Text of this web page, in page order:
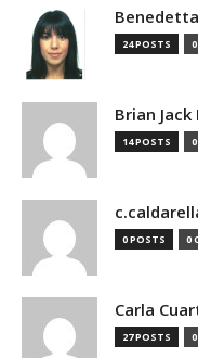
24 POSTS
Brian
14 POSTS
0 POSTS 0
Carla
27 POSTS